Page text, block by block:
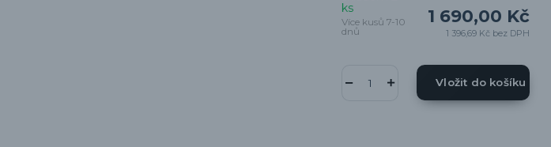
1 690,00 Kč
1 396,69 Kč bez DPH
ks
Více kusů 7-10
dnů
Vložit do košíku